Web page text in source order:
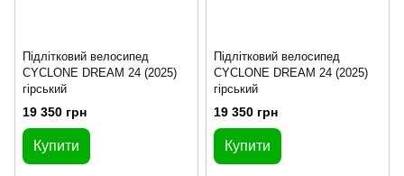
Підлітковий велосипед
CYCLONE DREAM 24 (2025)
гірський
19 350 грн
Купити
Підлітковий велосипед
CYCLONE DREAM 24 (2025)
гірський
19 350 грн
Купити